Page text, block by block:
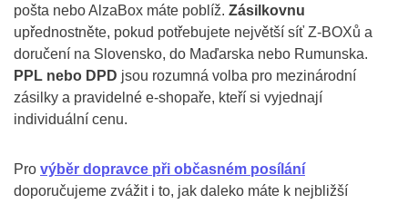
pošta nebo AlzaBox máte poblíž. Zásilkovnu
upřednostněte, pokud potřebujete největší síť Z-BOXů a
doručení na Slovensko, do Maďarska nebo Rumunska.
PPL nebo DPD jsou rozumná volba pro mezinárodní
zásilky a pravidelné e-shopaře, kteří si vyjednají
individuální cenu.
Pro výběr dopravce při občasném posílání
doporučujeme zvážit i to, jak daleko máte k nejbližší